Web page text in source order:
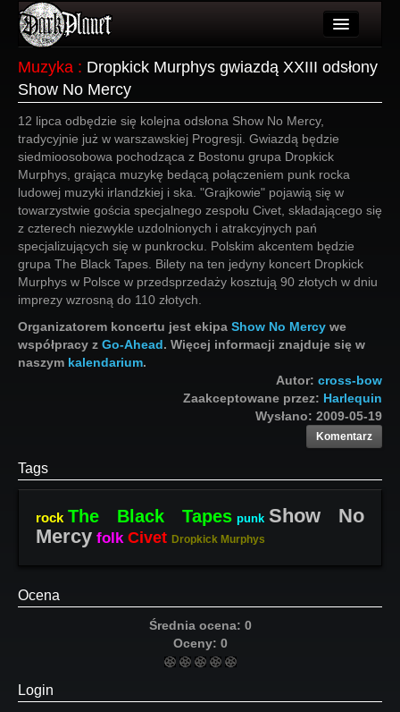
Użytkownicy
Wydarzenia
Galeria
Forum
Więcej
Login
Muzyka : Dropkick Murphys gwiazdą XXIII odsłony
Show No Mercy
12 lipca odbędzie się kolejna odsłona Show No Mercy,
tradycyjnie już w warszawskiej Progresji. Gwiazdą będzie
siedmioosobowa pochodząca z Bostonu grupa Dropkick
Murphys, grająca muzykę bedącą połączeniem punk rocka
ludowej muzyki irlandzkiej i ska. "Grajkowie" pojawią się w
towarzystwie gościa specjalnego zespołu Civet, składającego się
z czterech niezwykle uzdolnionych i atrakcyjnych pań
specjalizujących się w punkrocku. Polskim akcentem będzie
grupa The Black Tapes. Bilety na ten jedyny koncert Dropkick
Murphys w Polsce w przedsprzedaży kosztują 90 złotych w dniu
imprezy wzrosną do 110 złotych.
Organizatorem koncertu jest ekipa Show No Mercy we
współpracy z Go-Ahead. Więcej informacji znajduje się w
naszym kalendarium.
Autor: cross-bow
Zaakceptowane przez: Harlequin
Wysłano: 2009-05-19
Komentarz
Tags
rock The Black Tapes punk Show No
Mercy folk Civet Dropkick Murphys
Ocena
Średnia ocena: 0
Oceny: 0
Login